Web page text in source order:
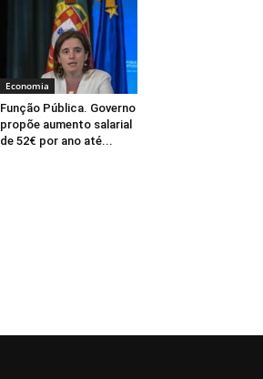
Economia
Função Pública. Governo
propõe aumento salarial
de 52€ por ano até...